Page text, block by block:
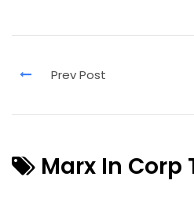
Marx In Corp